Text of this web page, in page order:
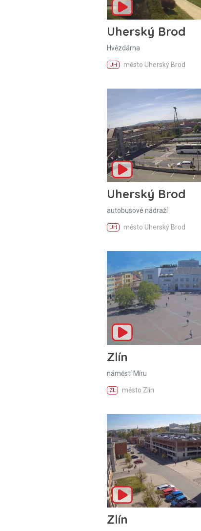
Uherský Brod
Hvězdárna
UH město Uherský Brod
Uherský Brod
autobusové nádraží
UH město Uherský Brod
Zlín
náměstí Míru
ZL město Zlín
Zlín